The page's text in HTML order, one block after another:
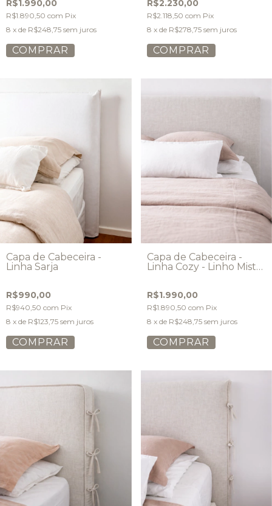
R$1.990,00
R$1.890,50 com Pix
8 x de R$248,75 sem juros
COMPRAR
R$2.230,00
R$2.118,50 com Pix
8 x de R$278,75 sem juros
COMPRAR
Capa de Cabeceira -
Linha Sarja
R$990,00
R$940,50 com Pix
8 x de R$123,75 sem juros
COMPRAR
Capa de Cabeceira -
Linha Cozy - Linho Misto
R$1.990,00
R$1.890,50 com Pix
8 x de R$248,75 sem juros
COMPRAR